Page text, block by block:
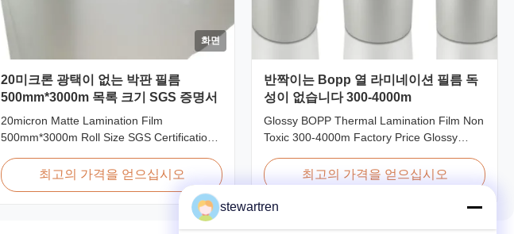
화면
20미크론 광택이 없는 박판 필름
500mm*3000m 목록 크기 SGS 증명서
20micron Matte Lamination Film
500mm*3000m Roll Size SGS Certification
Factory Price 20micron Matte Lamination
Film achieved top sales quantity among
18micron to 30micron matte lamination film
최고의 가격을 얻으십시오
반짝이는 Bopp 열 라미네이션 필름 독
성이 없습니다 300-4000m
Glossy BOPP Thermal Lamination Film Non
Toxic 300-4000m Factory Price Glossy
toxic, pollution-free, high transparency and
gloss, low static, wear resistance, long
ageing of corona, few defects and good
최고의 가격을 얻으십시오
stewartren